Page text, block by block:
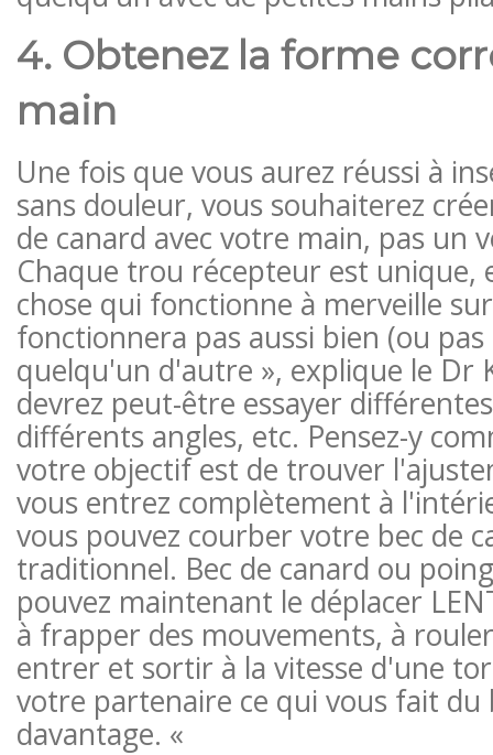
4. Obtenez la forme
main
Une fois que vous aurez réussi à
sans douleur, vous souhaiterez
de canard avec votre main, pas un
Chaque trou récepteur est unique,
chose qui fonctionne à merveille
fonctionnera pas aussi bien (ou
quelqu'un d'autre », explique le Dr
devrez peut-être essayer
différents angles, etc. Pensez-y
votre objectif est de trouver
vous entrez complètement à
vous pouvez courber votre bec de
traditionnel. Bec de canard ou
pouvez maintenant le déplacer
à frapper des mouvements, à
entrer et sortir à la vitesse d'une
votre partenaire ce qui vous fait du
davantage. «